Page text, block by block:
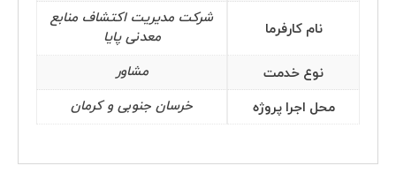
نام کارفرما
شرکت مدیریت اکتشاف منابع
معدنی پایا
نوع خدمت مشاور
محل اجرا پروژه خرسان جنوبی و کرمان
پرمان پویش | شرکت مهندسی و خدمات مدیریت
© تمامی حقوق محفوظ است.